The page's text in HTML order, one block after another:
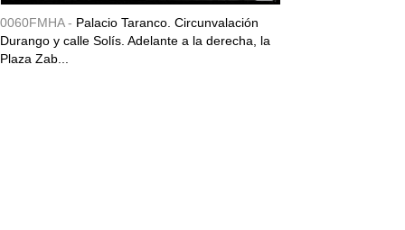
0060FMHA - Palacio Taranco. Circunvalación
Durango y calle Solís. Adelante a la derecha, la
Plaza Zab...